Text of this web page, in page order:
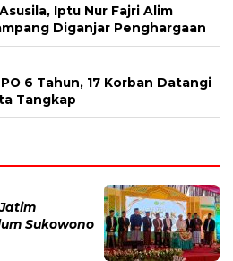
Iptu Nur Fajri Alim
Diganjar Penghargaan
6 Tahun, 17 Korban Datangi
Tangkap
Sukowono